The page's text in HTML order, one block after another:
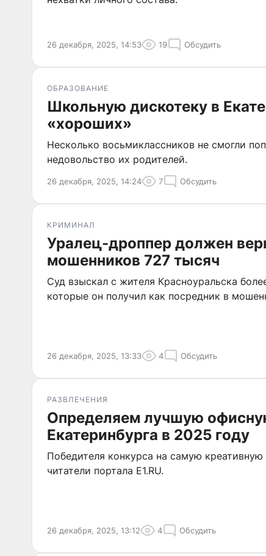
26 декабря, 2025, 14:53 19 Обсудить
ОБРАЗОВАНИЕ
Школьную дискотеку в
«хороших»
Несколько восьмиклассников не смогли
недовольство их родителей.
26 декабря, 2025, 14:24 7 Обсудить
КРИМИНАЛ
Уралец-дроппер должен
мошенников 727 тысяч
Суд взыскал с жителя Красноуральска
которые он получил как посредник в
26 декабря, 2025, 13:33 4 Обсудить
РАЗВЛЕЧЕНИЯ
Определяем лучшую
Екатеринбурга в 2025 году
Победителя конкурса на самую
читатели портала E1.RU.
26 декабря, 2025, 13:12 4 Обсудить